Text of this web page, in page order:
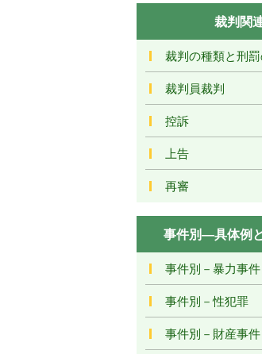
裁判関
裁判の種類と刑
裁判員裁判
控訴
上告
再審
事件別―具体例
事件別－暴力事件
事件別－性犯罪
事件別－財産事件